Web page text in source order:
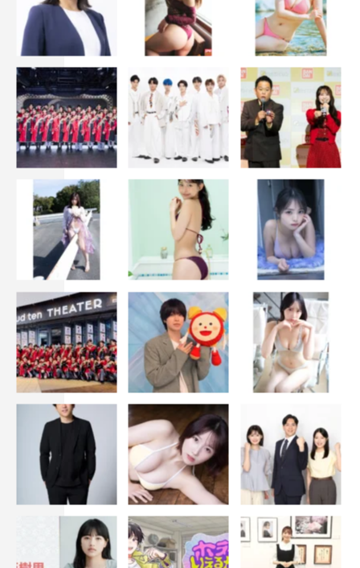
公式HP：https://www.fujitv.co.jp/junksports/index.html
公式Ｘ（旧Twitter）：
https://twitter.com/Junk_fujitv
公式Instagram：
https://www.instagram.com/junksports_8ch_fujitv/
公式TikTok：https://www.tiktok.com/@junksports_fujitv
TVer：https://tver.jp/series/sr4xxmz8k6
FOD：https://fod.fujitv.co.jp/title/g9nu?
waad=CTIPfDHM&ugad=CTIPfDHM
©フジテレビ
浜田雅功